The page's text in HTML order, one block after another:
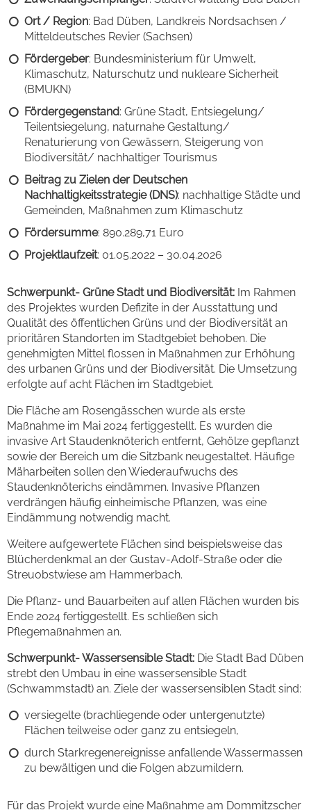
Ort / Region: Bad Düben, Landkreis Nordsachsen /
Mitteldeutsches Revier (Sachsen)
Fördergeber: Bundesministerium für Umwelt,
Klimaschutz, Naturschutz und nukleare Sicherheit
(BMUKN)
Fördergegenstand: Grüne Stadt, Entsiegelung/
Teilentsiegelung, naturnahe Gestaltung/
Renaturierung von Gewässern, Steigerung von
Biodiversität/ nachhaltiger Tourismus
Beitrag zu Zielen der Deutschen
Nachhaltigkeitsstrategie (DNS): nachhaltige Städte und
Gemeinden, Maßnahmen zum Klimaschutz
Fördersumme: 890.289,71 Euro
Projektlaufzeit: 01.05.2022 – 30.04.2026
Schwerpunkt- Grüne Stadt und Biodiversität: Im Rahmen
des Projektes wurden Defizite in der Ausstattung und
Qualität des öffentlichen Grüns und der Biodiversität an
prioritären Standorten im Stadtgebiet behoben. Die
genehmigten Mittel flossen in Maßnahmen zur Erhöhung
des urbanen Grüns und der Biodiversität. Die Umsetzung
erfolgte auf acht Flächen im Stadtgebiet.
Die Fläche am Rosengässchen wurde als erste
Maßnahme im Mai 2024 fertiggestellt. Es wurden die
invasive Art Staudenknöterich entfernt, Gehölze gepflanzt
sowie der Bereich um die Sitzbank neugestaltet. Häufige
Mäharbeiten sollen den Wiederaufwuchs des
Staudenknöterichs eindämmen. Invasive Pflanzen
verdrängen häufig einheimische Pflanzen, was eine
Eindämmung notwendig macht.
Weitere aufgewertete Flächen sind beispielsweise das
Blücherdenkmal an der Gustav-Adolf-Straße oder die
Streuobstwiese am Hammerbach.
Die Pflanz- und Bauarbeiten auf allen Flächen wurden bis
Ende 2024 fertiggestellt. Es schließen sich
Pflegemaßnahmen an.
Schwerpunkt- Wassersensible Stadt: Die Stadt Bad Düben
strebt den Umbau in eine wassersensible Stadt
(Schwammstadt) an. Ziele der wassersensiblen Stadt sind:
versiegelte (brachliegende oder untergenutzte)
Flächen teilweise oder ganz zu entsiegeln,
durch Starkregenereignisse anfallende Wassermassen
zu bewältigen und die Folgen abzumildern.
Für das Projekt wurde eine Maßnahme am Dommitzscher